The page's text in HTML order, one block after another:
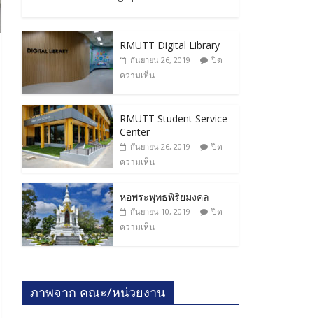
RMUTT Digital Library
กันยายน 26, 2019
ปิด
ความเห็น
RMUTT Student Service
Center
กันยายน 26, 2019
ปิด
ความเห็น
หอพระพุทธพิริยมงคล
กันยายน 10, 2019
ปิด
ความเห็น
ภาพจาก คณะ/หน่วยงาน